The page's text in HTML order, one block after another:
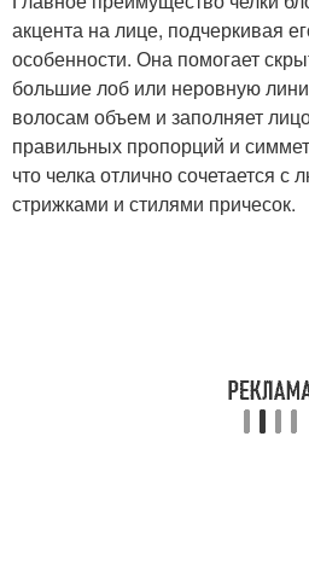
акцента на лице, подчеркивая
особенности. Она помогает
большие лоб или неровную
волосам объем и заполняет
правильных пропорций и
что челка отлично сочетается
стрижками и стилями причесок.